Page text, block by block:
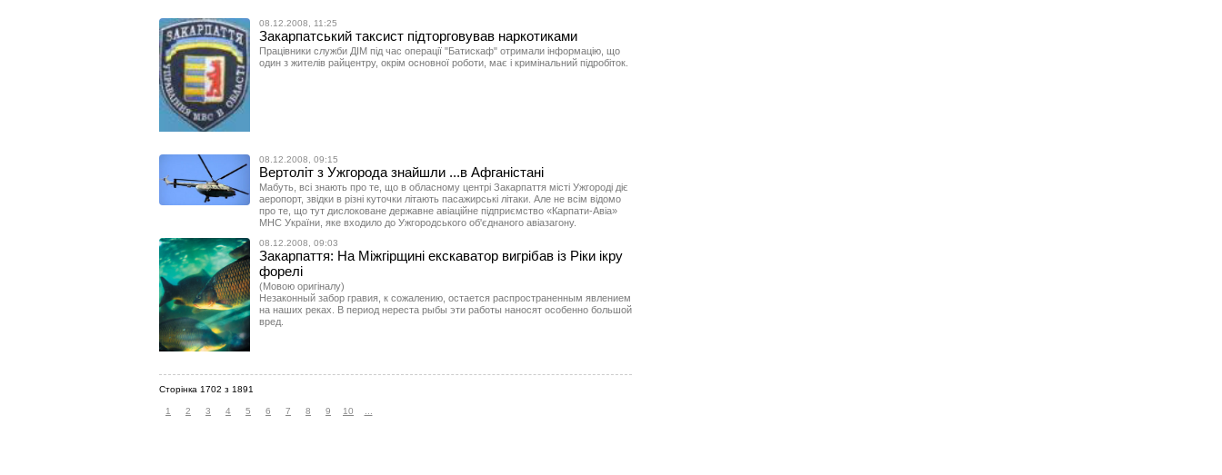
08.12.2008, 11:25
Закарпатський таксист підторговував наркотиками
Працівники служби ДІМ під час операції "Батискаф" отримали інформацію, що
один з жителів райцентру, окрім основної роботи, має і кримінальний підробіток.
08.12.2008, 09:15
Вертоліт з Ужгорода знайшли ...в Афганістані
Мабуть, всі знають про те, що в обласному центрі Закарпаття місті Ужгороді діє
аеропорт, звідки в різні куточки літають пасажирські літаки. Але не всім відомо
про те, що тут дислоковане державне авіаційне підприємство «Карпати-Авіа»
МНС України, яке входило до Ужгородського об'єднаного авіазагону.
08.12.2008, 09:03
Закарпаття: На Міжгірщині екскаватор вигрібав із Ріки ікру
форелі
(Мовою оригіналу)
Незаконный забор гравия, к сожалению, остается распространенным явлением
на наших реках. В период нереста рыбы эти работы наносят особенно большой
вред.
Сторінка 1702 з 1891
1 2 3 4 5 6 7 8 9 10